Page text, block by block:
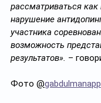
рассматриваться
нарушение
участника
возможность
результатов». –
Фото @gabdulmanapp